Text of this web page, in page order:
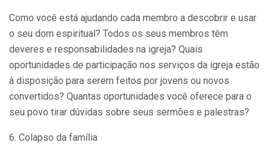
Como você está ajudando cada membro a descobrir e usar
o seu dom espiritual? Todos os seus membros têm
deveres e responsabilidades na igreja? Quais
oportunidades de participação nos serviços da igreja estão
à disposição para serem feitos por jovens ou novos
convertidos? Quantas oportunidades você oferece para o
seu povo tirar dúvidas sobre seus sermões e palestras?
6. Colapso da família